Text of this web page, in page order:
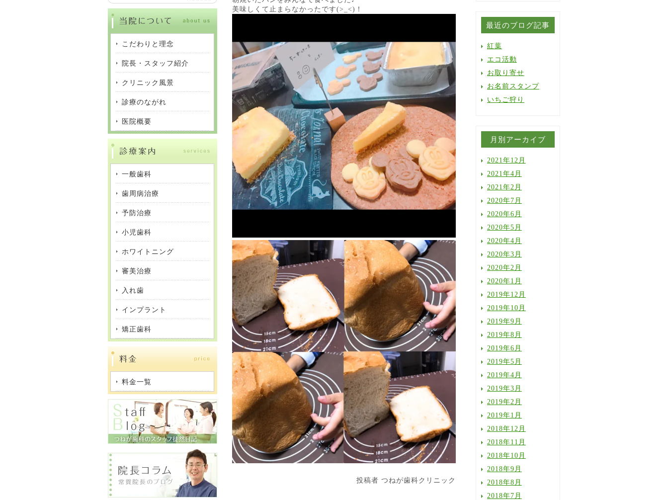
美味しくて止まらなかったです(>_<)！
投稿者 つねが歯科クリニック
最近のブログ記事
紅葉
エコ活動
お取り寄せ
お名前スタンプ
いちご狩り
月別アーカイブ
2021年12月
2021年4月
2021年2月
2020年7月
2020年6月
2020年5月
2020年4月
2020年3月
2020年2月
2020年1月
2019年12月
2019年10月
2019年9月
2019年8月
2019年6月
2019年5月
2019年4月
2019年3月
2019年2月
2019年1月
2018年12月
2018年11月
2018年10月
2018年9月
2018年8月
2018年7月
こだわりと理念
院長・スタッフ紹介
クリニック風景
診療のながれ
医院概要
一般歯科
歯周病治療
予防治療
小児歯科
ホワイトニング
審美治療
入れ歯
インプラント
矯正歯科
料金一覧